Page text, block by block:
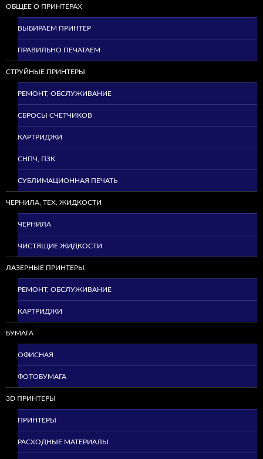
ОБЩЕЕ О ПРИНТЕРАХ
ВЫБИРАЕМ ПРИНТЕР
ПРАВИЛЬНО ПЕЧАТАЕМ
СТРУЙНЫЕ ПРИНТЕРЫ
РЕМОНТ, ОБСЛУЖИВАНИЕ
СБРОСЫ СЧЕТЧИКОВ
КАРТРИДЖИ
СНПЧ, ПЗК
СУБЛИМАЦИОННАЯ ПЕЧАТЬ
ЧЕРНИЛА, ТЕХ. ЖИДКОСТИ
ЧЕРНИЛА
ЧИСТЯЩИЕ ЖИДКОСТИ
ЛАЗЕРНЫЕ ПРИНТЕРЫ
РЕМОНТ, ОБСЛУЖИВАНИЕ
КАРТРИДЖИ
БУМАГА
ОФИСНАЯ
ФОТОБУМАГА
3D ПРИНТЕРЫ
ПРИНТЕРЫ
РАСХОДНЫЕ МАТЕРИАЛЫ